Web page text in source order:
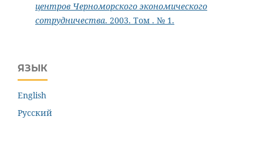
центров Черноморского экономического
сотрудничества. 2003. Том . № 1.
ЯЗЫК
English
Русский